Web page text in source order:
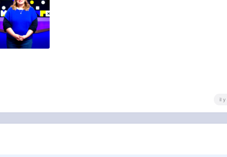
| PS5
le prochain GoW, c'est la même merde que les deux
dans une espèce d'univers aux orientations asiatiques
il y